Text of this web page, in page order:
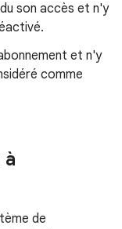
son accès et n'y
et n'y
comme
de